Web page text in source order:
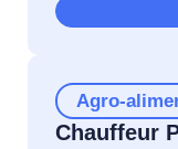
Agro-
Chauffeur